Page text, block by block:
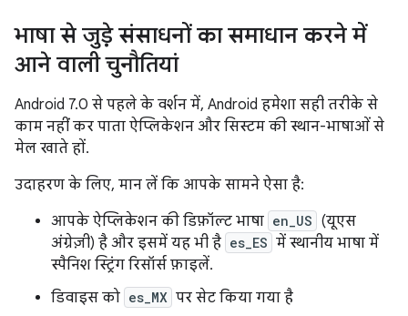
भाषा से जुड़े संसाधनों का समाधान करने में
आने वाली चुनौतियां
Android 7.0 से पहले के वर्शन में, Android हमेशा सही तरीके से
काम नहीं कर पाता ऐप्लिकेशन और सिस्टम की स्थान-भाषाओं से
मेल खाते हों.
उदाहरण के लिए, मान लें कि आपके सामने ऐसा है:
आपके ऐप्लिकेशन की डिफ़ॉल्ट भाषा en_US (यूएस
अंग्रेज़ी) है और इसमें यह भी है es_ES में स्थानीय भाषा में
स्पैनिश स्ट्रिंग रिसॉर्स फ़ाइलें.
डिवाइस को es_MX पर सेट किया गया है